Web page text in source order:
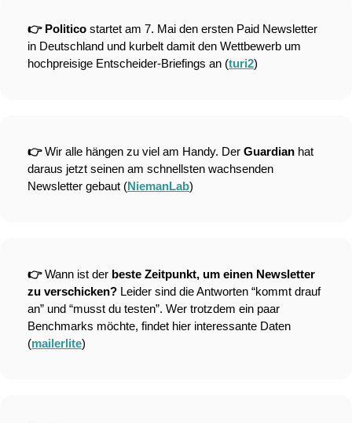
👉 Politico startet am 7. Mai den ersten Paid Newsletter
in Deutschland und kurbelt damit den Wettbewerb um
hochpreisige Entscheider-Briefings an (turi2)
👉 Wir alle hängen zu viel am Handy. Der Guardian hat
daraus jetzt seinen am schnellsten wachsenden
Newsletter gebaut (NiemanLab)
👉 Wann ist der beste Zeitpunkt, um einen Newsletter
zu verschicken? Leider sind die Antworten “kommt drauf
an” und “musst du testen”. Wer trotzdem ein paar
Benchmarks möchte, findet hier interessante Daten
(mailerlite)